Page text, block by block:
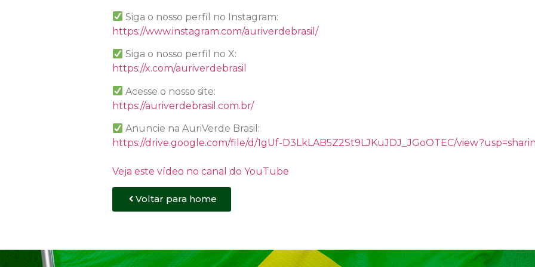
Siga o nosso perfil no Instagram:
https://www.instagram.com/auriverdebrasil/
Siga o nosso perfil no X:
https://x.com/auriverdebrasil
Acesse o nosso site:
https://auriverdebrasil.com.br/
Anuncie na AuriVerde Brasil:
https://drive.google.com/file/d/1gUf-D3LkLAB5Z2St9LJKuJDJ_JGoOTEC/
Veja este vídeo no canal do YouTube
Voltar para home